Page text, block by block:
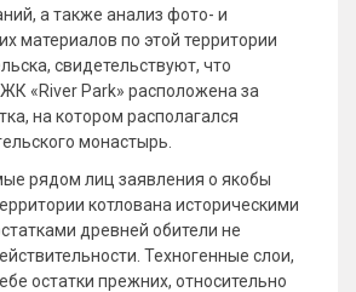
а также анализ фото- и
материалов по этой территории
свидетельствуют, что
«River Park» расположена за
на котором располагался
монастырь.
рядом лиц заявления о якобы
котлована историческими
древней обители не
Техногенные слои,
остатки прежних, относительно